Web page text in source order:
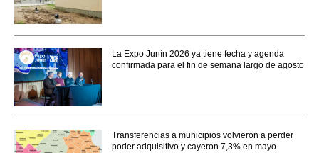
La Expo Junín 2026 ya tiene fecha y agenda
confirmada para el fin de semana largo de agosto
Transferencias a municipios volvieron a perder
poder adquisitivo y cayeron 7,3% en mayo